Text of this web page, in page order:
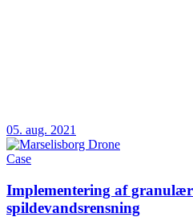
05. aug. 2021
Case
Implementering af
spildevandsrensning